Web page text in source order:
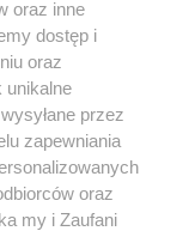
240
oraz inne
dostęp i
oraz
unikalne
przez
zapewniania
oraz
my i Zaufani